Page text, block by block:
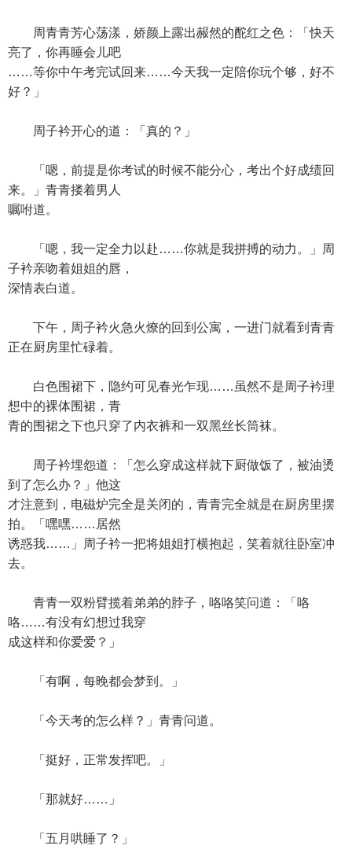
周青青芳心荡漾，娇颜上露出赧然的酡红之色：「快天
亮了，你再睡会儿吧
……等你中午考完试回来……今天我一定陪你玩个够，好不
好？」
周子衿开心的道：「真的？」
「嗯，前提是你考试的时候不能分心，考出个好成绩回
来。」青青搂着男人
嘱咐道。
「嗯，我一定全力以赴……你就是我拼搏的动力。」周
子衿亲吻着姐姐的唇，
深情表白道。
下午，周子衿火急火燎的回到公寓，一进门就看到青青
正在厨房里忙碌着。
白色围裙下，隐约可见春光乍现……虽然不是周子衿理
想中的裸体围裙，青
青的围裙之下也只穿了内衣裤和一双黑丝长筒袜。
周子衿埋怨道：「怎么穿成这样就下厨做饭了，被油烫
到了怎么办？」他这
才注意到，电磁炉完全是关闭的，青青完全就是在厨房里摆
拍。「嘿嘿……居然
诱惑我……」周子衿一把将姐姐打横抱起，笑着就往卧室冲
去。
青青一双粉臂揽着弟弟的脖子，咯咯笑问道：「咯
咯……有没有幻想过我穿
成这样和你爱爱？」
「有啊，每晚都会梦到。」
「今天考的怎么样？」青青问道。
「挺好，正常发挥吧。」
「那就好……」
「五月哄睡了？」